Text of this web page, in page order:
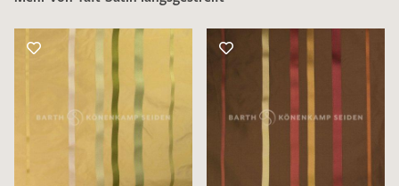
MUSTERANFRAGE SENDEN